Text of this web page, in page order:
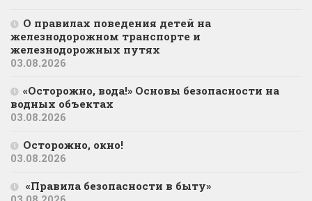
О правилах поведения детей на
железнодорожном транспорте и
железнодорожных путях
03.08.2026
«Осторожно, вода!» Основы безопасности на
водных объектах
03.08.2026
Осторожно, окно!
03.08.2026
«Правила безопасности в быту»